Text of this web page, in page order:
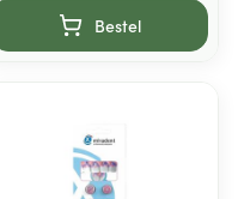
Bestel